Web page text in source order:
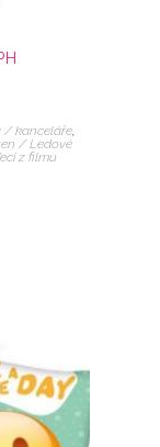
/ kanceláře,
/ Ledové
z filmu